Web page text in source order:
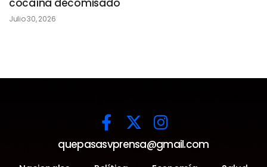
cocaína decomisado
Julio 30, 2026
quepasasvprensa@gmail.com